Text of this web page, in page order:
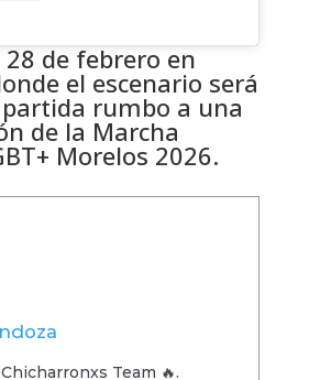
28 de febrero en
el escenario será
rumbo a una
de la Marcha
Morelos 2026.
Team 🔥.